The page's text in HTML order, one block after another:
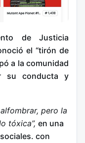
de Justicia
el “tirón de
a la comunidad
su conducta y
pero la
tóxica”, en una
con